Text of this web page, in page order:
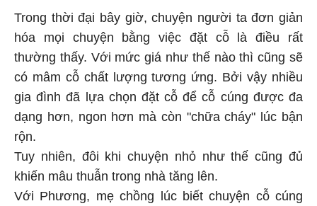
Trong thời đại bây giờ, chuyện người ta đơn giản
hóa mọi chuyện bằng việc đặt cỗ là điều rất
thường thấy. Với mức giá như thế nào thì cũng sẽ
có mâm cỗ chất lượng tương ứng. Bởi vậy nhiều
gia đình đã lựa chọn đặt cỗ để cỗ cúng được đa
dạng hơn, ngon hơn mà còn "chữa cháy" lúc bận
rộn.
Tuy nhiên, đôi khi chuyện nhỏ như thế cũng đủ
khiến mâu thuẫn trong nhà tăng lên.
Với Phương, mẹ chồng lúc biết chuyện cỗ cúng